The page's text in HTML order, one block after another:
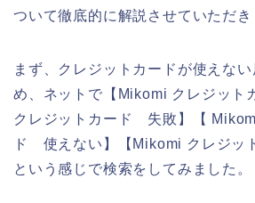
ついて徹底的に解説させていただき
まず、クレジットカードが使えな
め、ネットで【Mikomi クレジット
クレジットカード 失敗】【
ド 使えない】【Mikomi クレジッ
という感じで検索をしてみました。